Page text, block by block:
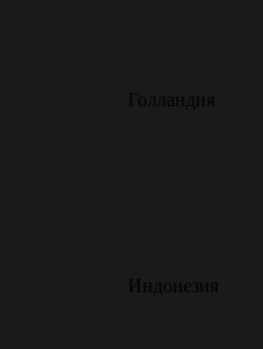
Голландия
Индонезия